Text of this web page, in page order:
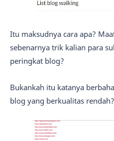
Itu maksudnya cara apa?
sebenarnya trik kalian para
peringkat blog?
Bukankah itu katanya
blog yang berkualitas rendah?